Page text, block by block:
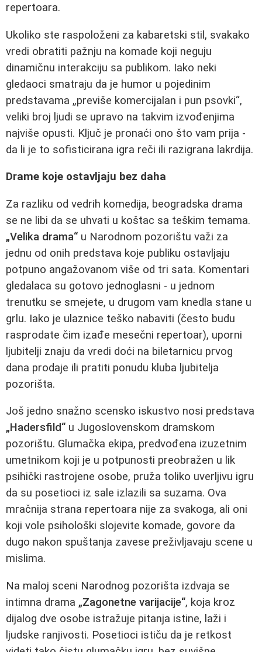
repertoara.
Ukoliko ste raspoloženi za kabaretski stil, svakako
vredi obratiti pažnju na komade koji neguju
dinamičnu interakciju sa publikom. Iako neki
gledaoci smatraju da je humor u pojedinim
predstavama „previše komercijalan i pun psovki“,
veliki broj ljudi se upravo na takvim izvođenjima
najviše opusti. Ključ je pronaći ono što vam prija -
da li je to sofisticirana igra reči ili razigrana lakrdija.
Drame koje ostavljaju bez daha
Za razliku od vedrih komedija, beogradska drama
se ne libi da se uhvati u koštac sa teškim temama.
„Velika drama“ u Narodnom pozorištu važi za
jednu od onih predstava koje publiku ostavljaju
potpuno angažovanom više od tri sata. Komentari
gledalaca su gotovo jednoglasni - u jednom
trenutku se smejete, u drugom vam knedla stane u
grlu. Iako je ulaznice teško nabaviti (često budu
rasprodate čim izađe mesečni repertoar), uporni
ljubitelji znaju da vredi doći na biletarnicu prvog
dana prodaje ili pratiti ponudu kluba ljubitelja
pozorišta.
Još jedno snažno scensko iskustvo nosi predstava
„Hadersfild“ u Jugoslovenskom dramskom
pozorištu. Glumačka ekipa, predvođena izuzetnim
umetnikom koji je u potpunosti preobražen u lik
psihički rastrojene osobe, pruža toliko uverljivu igru
da su posetioci iz sale izlazili sa suzama. Ova
mračnija strana repertoara nije za svakoga, ali oni
koji vole psihološki slojevite komade, govore da
dugo nakon spuštanja zavese preživljavaju scene u
mislima.
Na maloj sceni Narodnog pozorišta izdvaja se
intimna drama „Zagonetne varijacije“, koja kroz
dijalog dve osobe istražuje pitanja istine, laži i
ljudske ranjivosti. Posetioci ističu da je retkost